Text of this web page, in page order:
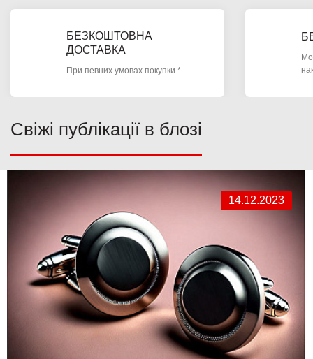
БЕЗКОШТОВНА
ДОСТАВКА
При певних умовах покупки *
Свіжі публікації в блозі
14.12.2023